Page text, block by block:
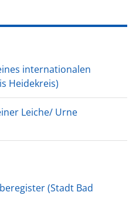
internationalen
Heidekreis)
Leiche/ Urne
(Stadt Bad